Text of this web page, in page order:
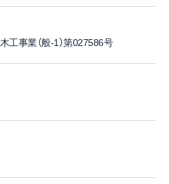
事業（般-1）第027586号